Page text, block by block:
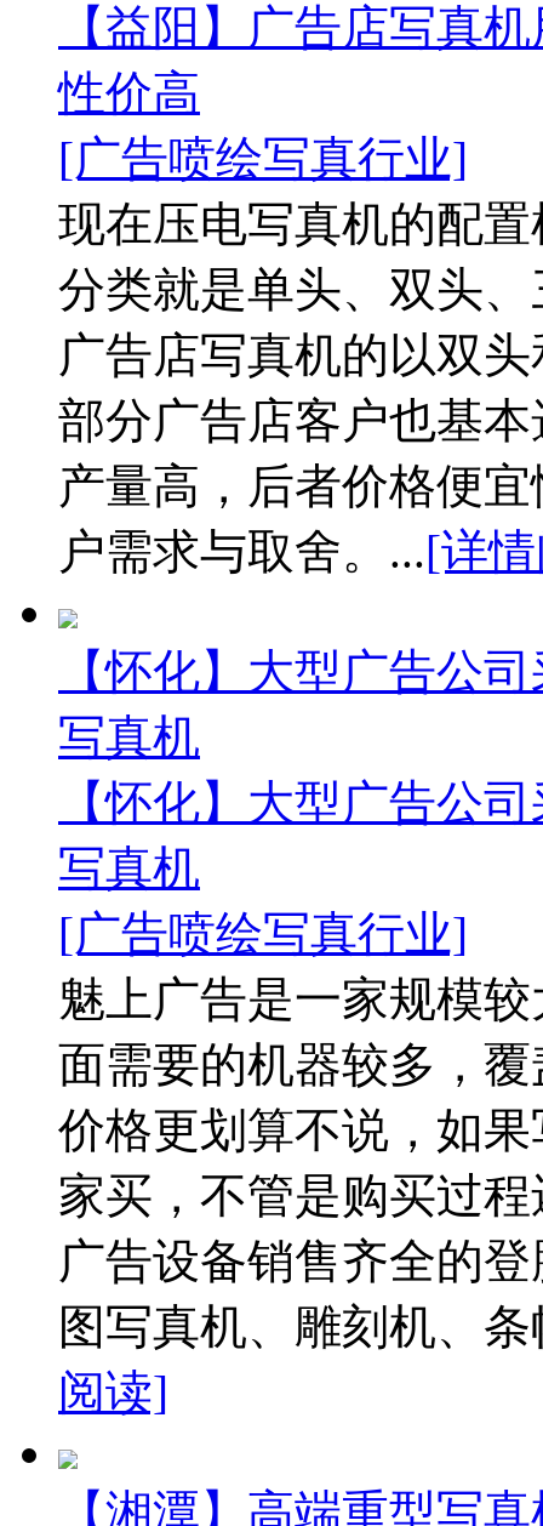
【益阳】广告店写真
性价高
[广告喷绘写真行业]
现在压电写真机的配
分类就是单头、双头
广告店写真机的以双
部分广告店客户也基
产量高，后者价格便
户需求与取舍。...[详
【怀化】大型广告公
写真机
【怀化】大型广告公
写真机
[广告喷绘写真行业]
魅上广告是一家规模
面需要的机器较多，
价格更划算不说，如
家买，不管是购买过
广告设备销售齐全的
图写真机、雕刻机、
阅读]
【湘潭】高端重型写